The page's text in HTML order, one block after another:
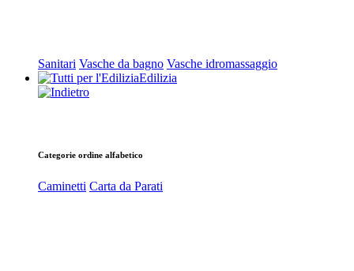
Sanitari Vasche da bagno Vasche idromassaggio
Edilizia
Categorie ordine alfabetico
Caminetti Carta da Parati